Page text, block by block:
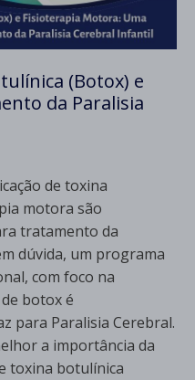
(Botox) e
da Paralisia
de toxina
motora são
tratamento da
dúvida, um programa
com foco na
botox é
para Paralisia Cerebral.
a importância da
toxina botulínica